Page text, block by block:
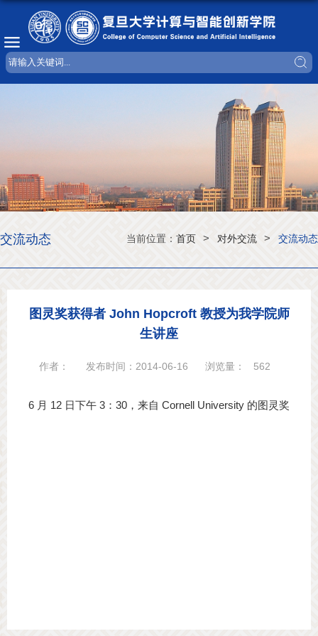
当前位置： 首页 > 对外交流 > 交流动态
交流动态
图灵奖获得者 John Hopcroft 教授为我学院师
生讲座
作者： 发布时间：2014-06-16 浏览量： 562
6 月 12 日下午 3：30，来自 Cornell University 的图灵奖获